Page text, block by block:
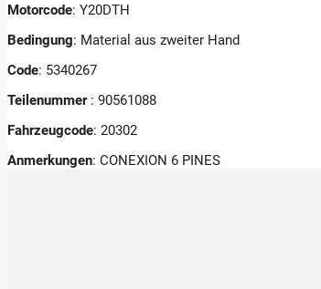
Motorcode: Y20DTH
Bedingung: Material aus zweiter Hand
Code: 5340267
Teilenummer : 90561088
Fahrzeugcode: 20302
Anmerkungen: CONEXION 6 PINES